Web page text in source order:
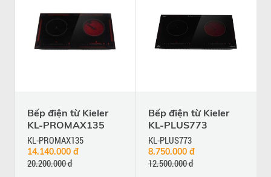
Bếp điện từ Kieler
KL-PROMAX135
KL-PROMAX135
14.140.000 đ
20.200.000 đ
Bếp điện từ Kieler
KL-PLUS773
KL-PLUS773
8.750.000 đ
12.500.000 đ